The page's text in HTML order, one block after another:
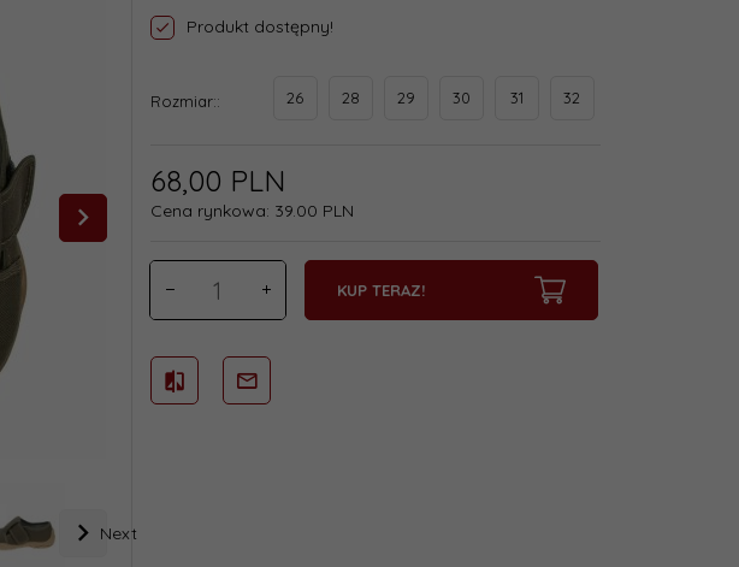
Next
Produkt dostępny!
Rozmiar:: 26 28 29 30 31 32
68,00 PLN
Cena rynkowa: 39.00 PLN
KUP TERAZ!